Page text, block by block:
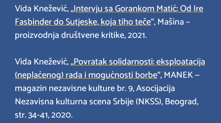
Vida Knežević, „Intervju sa Gorankom Matić: Od Ire
Fasbinder do Sutjeske, koja tiho teče“, Mašina –
proizvodnja društvene kritike, 2021.
Vida Knežević, „Povratak solidarnosti: eksploatacija
(neplaćenog) rada i mogućnosti borbe“, MANEK —
magazin nezavisne kulture br. 9, Asocijacija
Nezavisna kulturna scena Srbije (NKSS), Beograd,
str. 34-41, 2020.